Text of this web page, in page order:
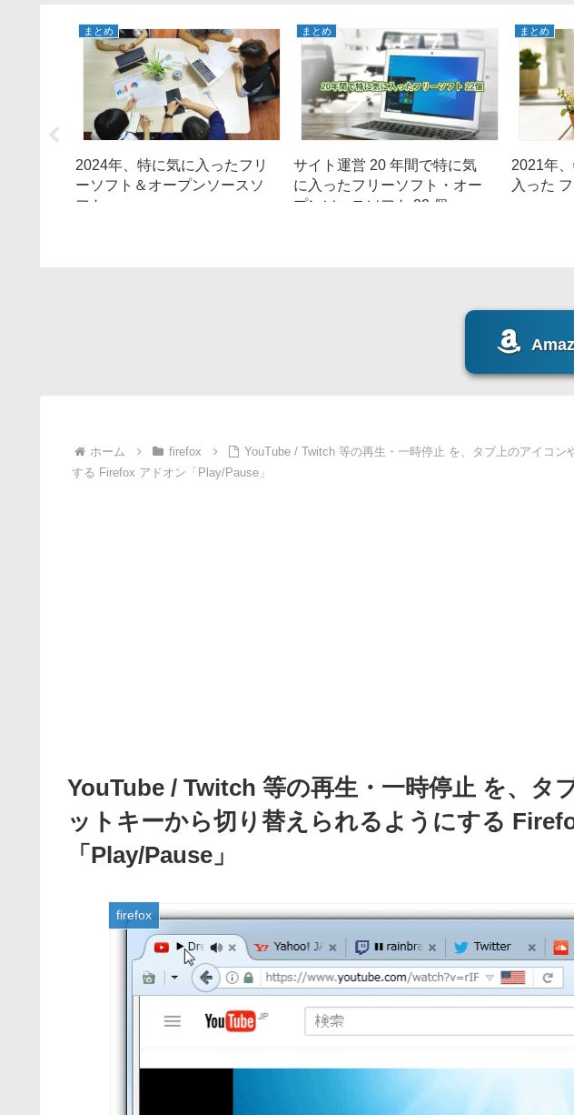
まとめ
2024年、特に気に入ったフリ
ーソフト＆オープンソースソ
フト
まとめ
サイト運営 20 年間で特に気
に入ったフリーソフト・オー
プンソースソフト 22 個
まとめ
2021年
入った
ホーム firefox
YouTube / Twitch 等の再生・一時停止 を、タブ上のアイコン
する Firefox アドオン「Play/Pause」
YouTube / Twitch 等の再生・一時停止 を、タ
ットキーから切り替えられるようにする
「Play/Pause」
firefox